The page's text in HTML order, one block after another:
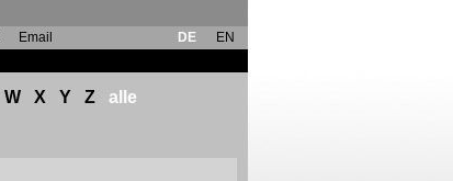
Email DE
EN
W X Y Z alle